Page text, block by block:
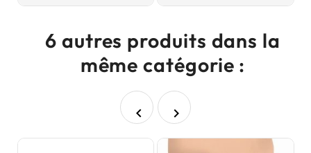
6 autres produits dans la
même catégorie :
 